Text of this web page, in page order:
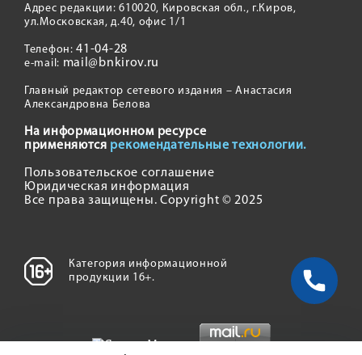
Адрес редакции: 610020, Кировская обл., г.Киров,
ул.Московская, д.40, офис 1/1
Телефон:41-04-28
e-mail: mail@bnkirov.ru
Главный редактор сетевого издания – Анастасия
Александровна Белова
На информационном ресурсе
применяются рекомендательные технологии.
Пользовательское соглашение
Юридическая информация
Все права защищены. Copyright © 2025
Категория информационной
продукции 16+.